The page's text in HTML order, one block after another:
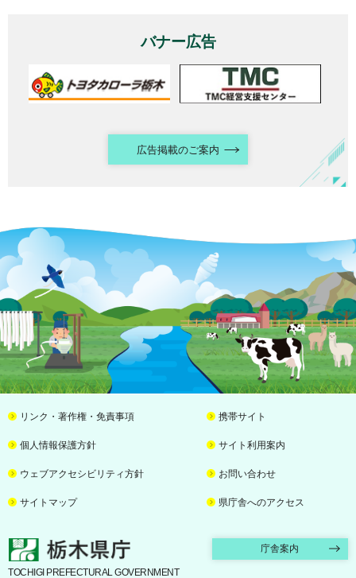
バナー広告
広告掲載のご案内
リンク・著作権・免責事項 携帯サイト
個人情報保護方針 サイト利用案内
ウェブアクセシビリティ方針 お問い合わせ
サイトマップ 県庁舎へのアクセス
栃木県庁 庁舎案内
TOCHIGI PREFECTURAL GOVERNMENT